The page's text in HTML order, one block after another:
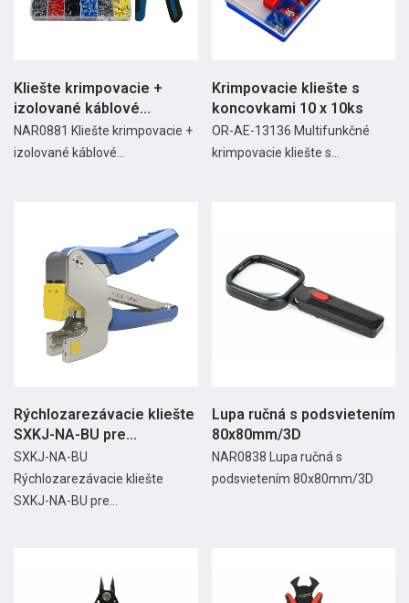
Kliešte krimpovacie +
izolované káblové...
NAR0881 Kliešte krimpovacie +
izolované káblové...
Krimpovacie kliešte s
koncovkami 10 x 10ks
OR-AE-13136 Multifunkčné
krimpovacie kliešte s...
Rýchlozarezávacie kliešte
SXKJ-NA-BU pre...
SXKJ-NA-BU
Rýchlozarezávacie kliešte
SXKJ-NA-BU pre...
Lupa ručná s podsvietením
80x80mm/3D
NAR0838 Lupa ručná s
podsvietením 80x80mm/3D